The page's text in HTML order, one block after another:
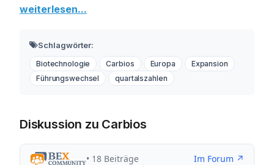
weiterlesen...
Schlagwörter:
Biotechnologie Carbios Europa
Expansion
Führungswechsel
quartalszahlen
Diskussion zu Carbios